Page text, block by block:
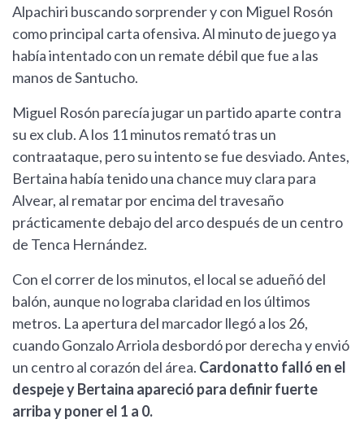
Alpachiri buscando sorprender y con Miguel Rosón
como principal carta ofensiva. Al minuto de juego ya
había intentado con un remate débil que fue a las
manos de Santucho.
Miguel Rosón parecía jugar un partido aparte contra
su ex club. A los 11 minutos remató tras un
contraataque, pero su intento se fue desviado. Antes,
Bertaina había tenido una chance muy clara para
Alvear, al rematar por encima del travesaño
prácticamente debajo del arco después de un centro
de Tenca Hernández.
Con el correr de los minutos, el local se adueñó del
balón, aunque no lograba claridad en los últimos
metros. La apertura del marcador llegó a los 26,
cuando Gonzalo Arriola desbordó por derecha y envió
un centro al corazón del área. Cardonatto falló en el
despeje y Bertaina apareció para definir fuerte
arriba y poner el 1 a 0.